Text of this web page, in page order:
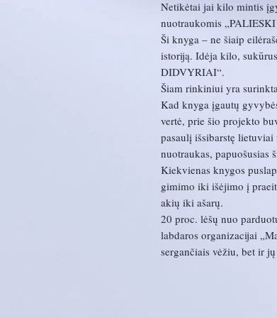
Netikėtai jai kilo mintis
nuotraukomis
Ši knyga – ne šiaip
istoriją. Idėja kilo,
DIDVYRIAI“.
Šiam rinkiniui yra
Kad knyga įgautų
vertė, prie šio projekto
pasaulį išsibarstę
nuotraukas, papuošusias
Kiekvienas knygos
gimimo iki išėjimo į
akių iki ašarų.
20 proc. lėšų nuo
labdaros organizacijai
sergančiais vėžiu, bet ir